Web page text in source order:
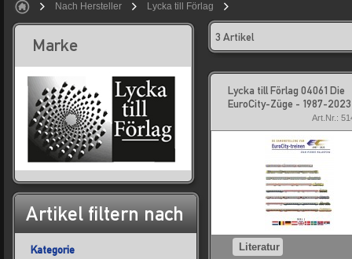
Nach Hersteller Lycka till Förlag
Marke
Artikel filtern nach
Kategorie
3 Artikel
Lycka till Förlag 04061 Die
EuroCity-Züge - 1987-
Art.Nr.:
Literatur